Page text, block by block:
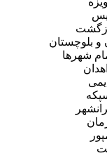
و بلوچستان
شهر‌ها